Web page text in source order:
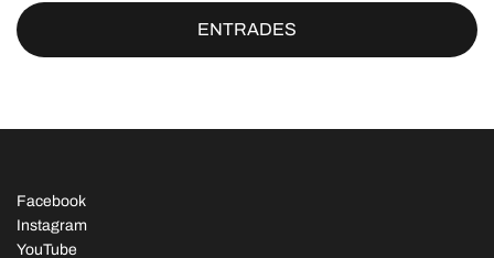
ENTRADES
Facebook
Instagram
YouTube